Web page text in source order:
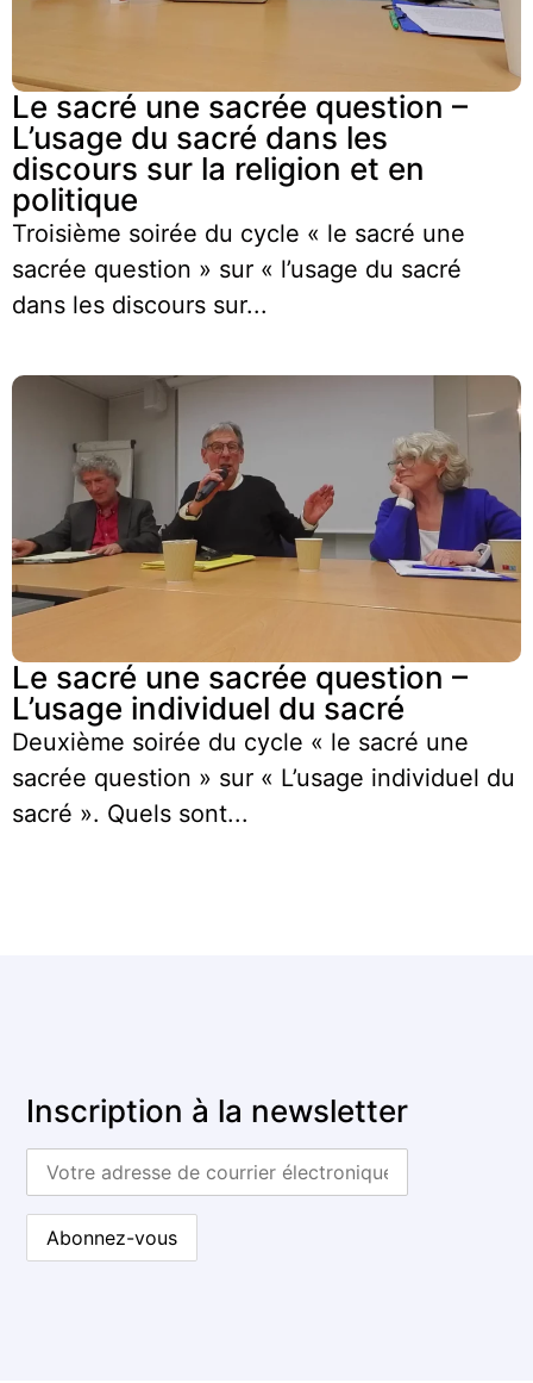
Le sacré une sacrée question –
L’usage du sacré dans les
discours sur la religion et en
politique
Troisième soirée du cycle « le sacré une
sacrée question » sur « l’usage du sacré
dans les discours sur...
Le sacré une sacrée question –
L’usage individuel du sacré
Deuxième soirée du cycle « le sacré une
sacrée question » sur « L’usage individuel du
sacré ». Quels sont...
Inscription à la newsletter